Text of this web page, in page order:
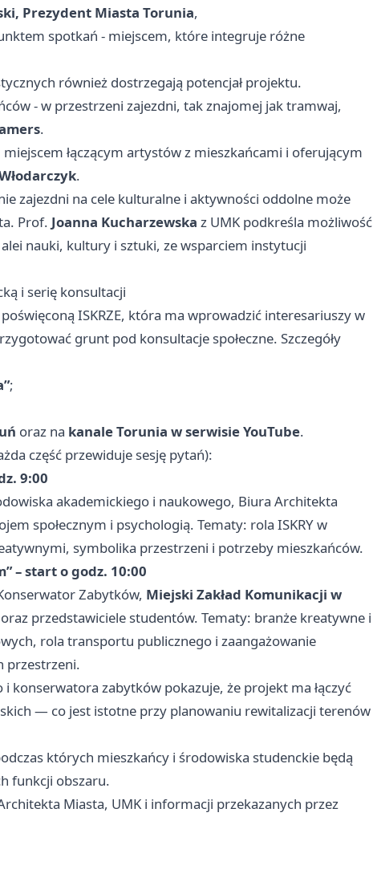
Prezydent Miasta Torunia,
spotkań - miejscem, które integruje różne
również dostrzegają potencjał projektu.
- w przestrzeni zajezdni, tak znajomej jak tramwaj,
.
łączącym artystów z mieszkańcami i oferującym
.
zajezdni na cele kulturalne i aktywności oddolne może
Prof. Joanna Kucharzewska z UMK podkreśla możliwość
alei nauki, kultury i sztuki, ze wsparciem instytucji
i serię konsultacji
ISKRZE, która ma wprowadzić interesariuszy w
grunt pod konsultacje społeczne. Szczegóły
;
oraz na kanale Torunia w serwisie YouTube.
część przewiduje sesję pytań):
9:00
akademickiego i naukowego, Biura Architekta
społecznym i psychologią. Tematy: rola ISKRY w
symbolika przestrzeni i potrzeby mieszkańców.
– start o godz. 10:00
Zabytków, Miejski Zakład Komunikacji w
przedstawiciele studentów. Tematy: branże kreatywne i
rola transportu publicznego i zaangażowanie
przestrzeni.
konserwatora zabytków pokazuje, że projekt ma łączyć
— co jest istotne przy planowaniu rewitalizacji terenów
których mieszkańcy i środowiska studenckie będą
funkcji obszaru.
Miasta, UMK i informacji przekazanych przez